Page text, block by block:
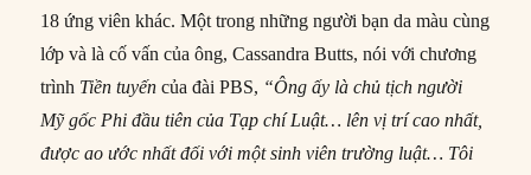
18 ứng viên khác. Một trong những người bạn da màu cùng
lớp và là cố vấn của ông, Cassandra Butts, nói với chương
trình Tiền tuyếncủa đài PBS, “Ông ấy là chủ tịch người
Mỹ gốc Phi đầu tiên của Tạp chí Luật… lên vị trí caonhất,
được ao ước nhất đối với một sinh viên trường luật… Tôi